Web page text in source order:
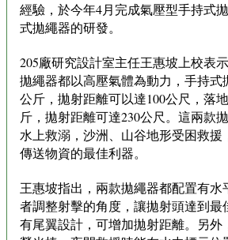
經驗，於今年4月完成氣壓型手持式
式拋繩器的研發。
205廠研究設計室主任王惠坡上校表
拋繩器都以高壓氣體為動力，手持式
公斤，拋射距離可以達100公尺，落
斤，拋射距離可達230公尺。這兩款
水上救溺，沙洲、山谷地形受困救援
傳送物資的最佳利器。
王惠坡指出，兩款拋繩器都配置有水
者調整射擊的角度，讓拋射頭達到最
有尾翼設計，可增加拋射距離。另外